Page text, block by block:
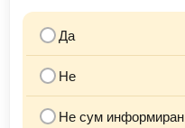
Да
Не
Не сум информиран